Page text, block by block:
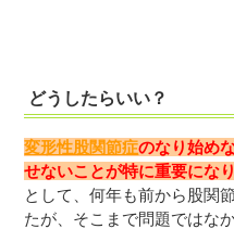
どうしたらいい？
変形性股関節症のなり始め
せないことが特に重要になり
として、何年も前から股関
たが、そこまで問題ではな